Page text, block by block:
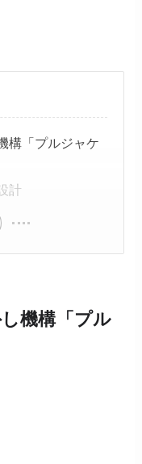
構「プルジャケ
計
機構「プル